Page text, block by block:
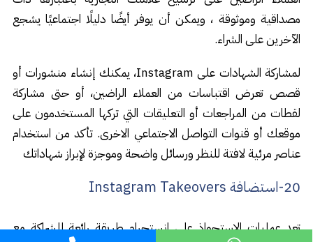
مصداقية وموثوقة ، ويمكن أن يوفر أيضًا دليلًا اجتماعيًا يشجع
الآخرين على الشراء.
لمشاركة الشهادات على Instagram، يمكنك إنشاء منشورات أو
قصص تعرض اقتباسات من العملاء الراضين، أو حتى مشاركة
لقطات من المراجعات أو التعليقات التي تركها المستخدمون على
موقعك أو قنوات التواصل الاجتماعي الاخرى. تأكد من استخدام
عناصر مرئية لافتة للنظر ورسائل واضحة وموجزة لإبراز شهاداتك
20-استضافة Instagram Takeovers
تعد عمليات الاستحواذ على انستجرام طريقة رائعة للشراكة مع